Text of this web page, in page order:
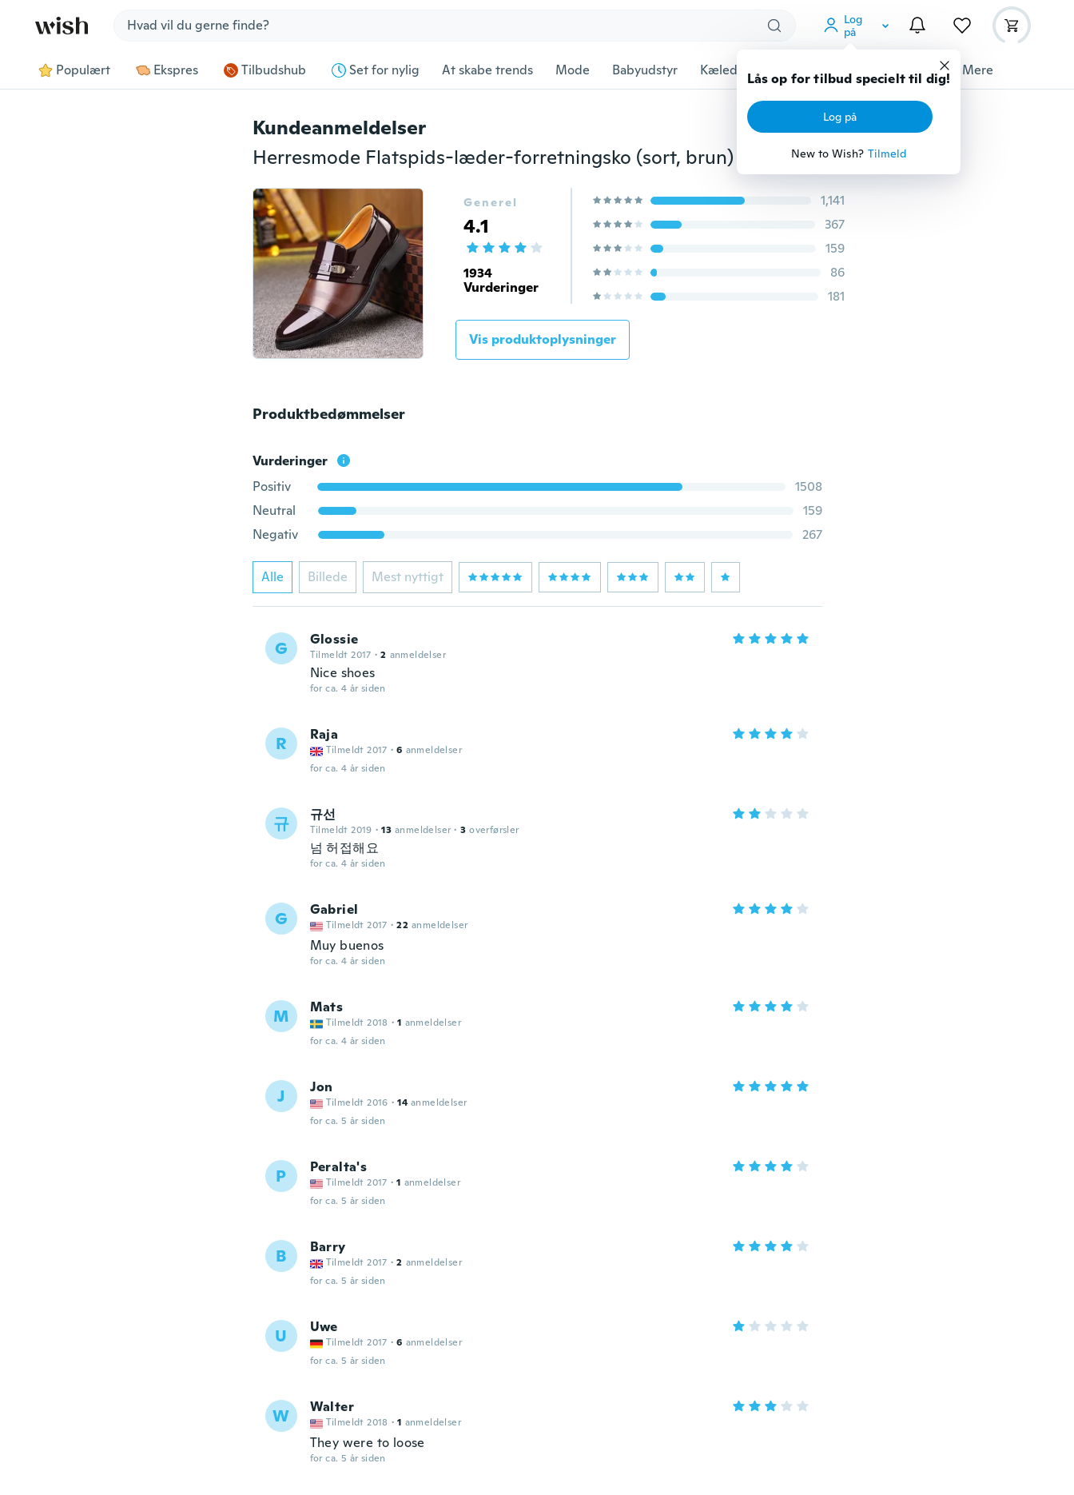
Log
på
Lås op for tilbud specielt til dig!
Log på
New to Wish? Tilmeld
Populært Ekspres Tilbudshub Set for nylig At skabe trends Mode Babyudstyr Kæledyrstilbehør Gadgets Værktøj Mere
Kundeanmeldelser
Herresmode Flatspids-læder-forretningsko (sort, brun)
Generel
4.1
1934
Vurderinger
1,141
367
159
86
181
Vis produktoplysninger
Produktbedømmelser
Vurderinger
Positiv
1508
Neutral
159
Negativ
267
Alle Billede Mest nyttigt
G Glossie
Tilmeldt 2017 · 2 anmeldelser
Nice shoes
for ca. 4 år siden
R Raja
Tilmeldt 2017 · 6 anmeldelser
for ca. 4 år siden
규 규선
Tilmeldt 2019 · 13 anmeldelser · 3 overførsler
넘 허접해요
for ca. 4 år siden
G Gabriel
Tilmeldt 2017 · 22 anmeldelser
Muy buenos
for ca. 4 år siden
M Mats
Tilmeldt 2018 · 1 anmeldelser
for ca. 4 år siden
J Jon
Tilmeldt 2016 · 14 anmeldelser
for ca. 5 år siden
P Peralta's
Tilmeldt 2017 · 1 anmeldelser
for ca. 5 år siden
B Barry
Tilmeldt 2017 · 2 anmeldelser
for ca. 5 år siden
U Uwe
Tilmeldt 2017 · 6 anmeldelser
for ca. 5 år siden
W Walter
Tilmeldt 2018 · 1 anmeldelser
They were to loose
for ca. 5 år siden